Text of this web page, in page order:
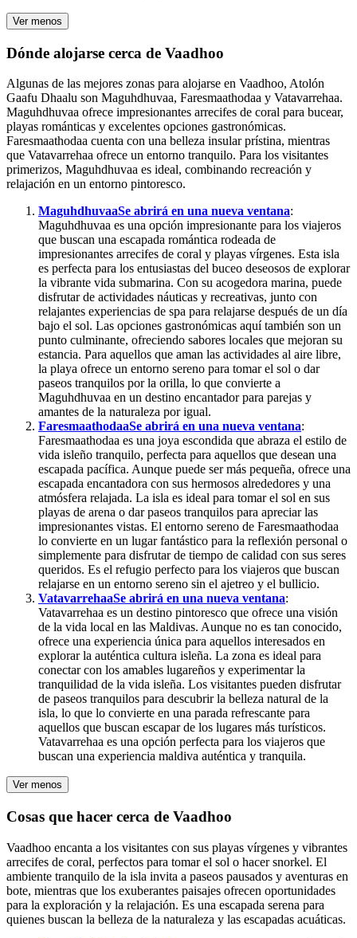
Ver menos
Dónde alojarse cerca de Vaadhoo
Algunas de las mejores zonas para alojarse en Vaadhoo, Atolón
Gaafu Dhaalu son Maguhdhuvaa, Faresmaathodaa y Vatavarrehaa.
Maguhdhuvaa ofrece impresionantes arrecifes de coral para bucear,
playas románticas y excelentes opciones gastronómicas.
Faresmaathodaa cuenta con una belleza insular prístina, mientras
que Vatavarrehaa ofrece un entorno tranquilo. Para los visitantes
primerizos, Maguhdhuvaa es ideal, combinando recreación y
relajación en un entorno pintoresco.
MaguhdhuvaaSe abrirá en una nueva ventana:
Maguhdhuvaa es una opción impresionante para los viajeros
que buscan una escapada romántica rodeada de
impresionantes arrecifes de coral y playas vírgenes. Esta isla
es perfecta para los entusiastas del buceo deseosos de explorar
la vibrante vida submarina. Con su acogedora marina, puede
disfrutar de actividades náuticas y recreativas, junto con
relajantes experiencias de spa para relajarse después de un día
bajo el sol. Las opciones gastronómicas aquí también son un
punto culminante, ofreciendo sabores locales que mejoran su
estancia. Para aquellos que aman las actividades al aire libre,
la playa ofrece un entorno sereno para tomar el sol o dar
paseos tranquilos por la orilla, lo que convierte a
Maguhdhuvaa en un destino encantador para parejas y
amantes de la naturaleza por igual.
FaresmaathodaaSe abrirá en una nueva ventana:
Faresmaathodaa es una joya escondida que abraza el estilo de
vida isleño tranquilo, perfecta para aquellos que desean una
escapada pacífica. Aunque puede ser más pequeña, ofrece una
escapada encantadora con sus hermosos alrededores y una
atmósfera relajada. La isla es ideal para tomar el sol en sus
playas de arena o dar paseos tranquilos para apreciar las
impresionantes vistas. El entorno sereno de Faresmaathodaa
lo convierte en un lugar fantástico para la reflexión personal o
simplemente para disfrutar de tiempo de calidad con sus seres
queridos. Es el refugio perfecto para los viajeros que buscan
relajarse en un entorno sereno sin el ajetreo y el bullicio.
VatavarrehaaSe abrirá en una nueva ventana:
Vatavarrehaa es un destino pintoresco que ofrece una visión
de la vida local en las Maldivas. Aunque no es tan conocido,
ofrece una experiencia única para aquellos interesados en
explorar la auténtica cultura isleña. La zona es ideal para
conectar con los amables lugareños y experimentar la
tranquilidad de la vida isleña. Los visitantes pueden disfrutar
de paseos tranquilos para descubrir la belleza natural de la
isla, lo que lo convierte en una parada refrescante para
aquellos que buscan escapar de los lugares más turísticos.
Vatavarrehaa es una opción perfecta para los viajeros que
buscan una experiencia maldiva auténtica y tranquila.
Ver menos
Cosas que hacer cerca de Vaadhoo
Vaadhoo encanta a los visitantes con sus playas vírgenes y vibrantes
arrecifes de coral, perfectos para tomar el sol o hacer snorkel. El
ambiente tranquilo de la isla invita a paseos pausados y aventuras en
bote, mientras que los exuberantes paisajes ofrecen oportunidades
para la exploración y la relajación. Es una escapada serena para
quienes buscan la belleza de la naturaleza y las escapadas acuáticas.